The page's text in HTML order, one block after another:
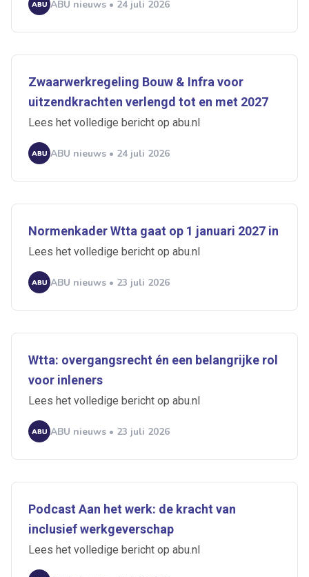
ABU nieuws • 24 juli 2026
Zwaarwerkregeling Bouw & Infra voor
uitzendkrachten verlengd tot en met 2027
Lees het volledige bericht op abu.nl
ABU nieuws • 24 juli 2026
Normenkader Wtta gaat op 1 januari 2027 in
Lees het volledige bericht op abu.nl
ABU nieuws • 23 juli 2026
Wtta: overgangsrecht én een belangrijke rol
voor inleners
Lees het volledige bericht op abu.nl
ABU nieuws • 23 juli 2026
Podcast Aan het werk: de kracht van
inclusief werkgeverschap
Lees het volledige bericht op abu.nl